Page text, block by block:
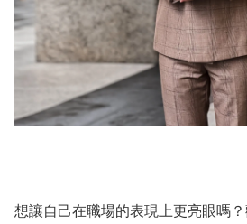
想讓自己在職場的表現上更亮眼嗎